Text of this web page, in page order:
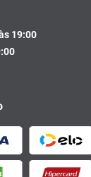
19:00